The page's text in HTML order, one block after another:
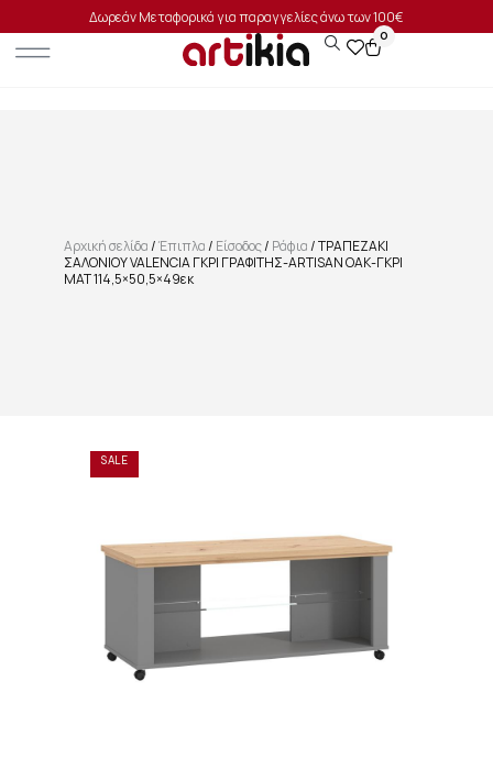
Δωρεάν Μεταφορικά για παραγγελίες άνω των 100€
0
Αρχική σελίδα/Έπιπλα/ Είσοδος/ Ράφια/ ΤΡΑΠΕΖΑΚΙ
ΣΑΛΟΝΙΟΥ VALENCIA ΓΚΡΙ ΓΡΑΦΙΤΗΣ-ARTISAN OAΚ-ΓΚΡΙ
ΜΑΤ 114,5×50,5×49εκ
SALE